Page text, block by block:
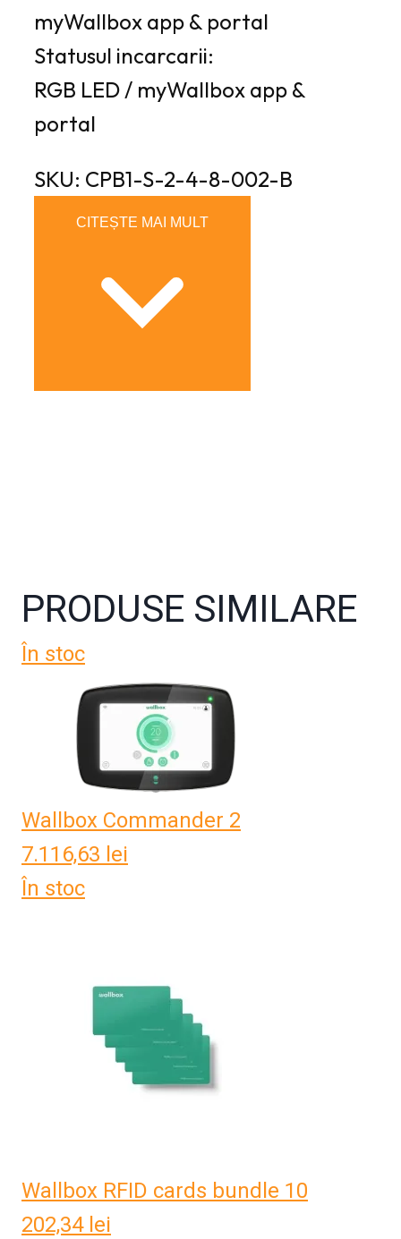
myWallbox app & portal
Statusul incarcarii:
RGB LED / myWallbox app &
portal
SKU: CPB1-S-2-4-8-002-B
PRODUSE SIMILARE
În stoc
Wallbox Commander 2
7.116,63 lei
În stoc
Wallbox RFID cards bundle 10
202,34 lei